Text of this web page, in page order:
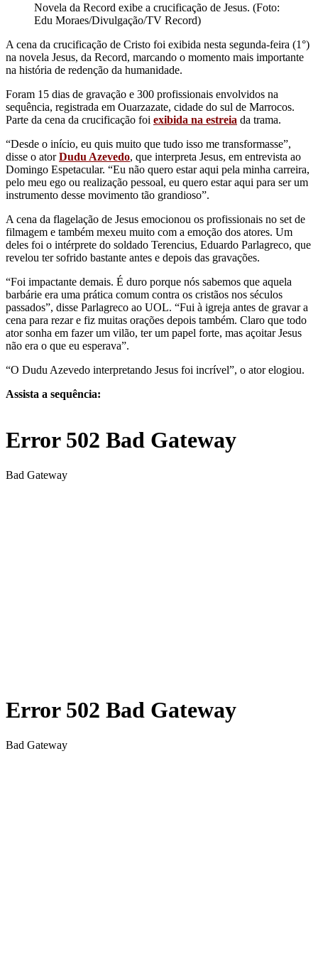
Novela da Record exibe a crucificação de Jesus. (Foto:
Edu Moraes/Divulgação/TV Record)
A cena da crucificação de Cristo foi exibida nesta segunda-feira (1°)
na novela Jesus, da Record, marcando o momento mais importante
na história de redenção da humanidade.
Foram 15 dias de gravação e 300 profissionais envolvidos na
sequência, registrada em Ouarzazate, cidade do sul de Marrocos.
Parte da cena da crucificação foi exibida na estreia da trama.
“Desde o início, eu quis muito que tudo isso me transformasse”,
disse o atorDudu Azevedo, que interpreta Jesus, em entrevista ao
Domingo Espetacular. “Eu não quero estar aqui pela minha carreira,
pelo meu ego ou realização pessoal, eu quero estar aqui para ser um
instrumento desse movimento tão grandioso”.
A cena da flagelação de Jesus emocionou os profissionais no set de
filmagem e também mexeu muito com a emoção dos atores. Um
deles foi o intérprete do soldado Terencius, Eduardo Parlagreco, que
revelou ter sofrido bastante antes e depois das gravações.
“Foi impactante demais. É duro porque nós sabemos que aquela
barbárie era uma prática comum contra os cristãos nos séculos
passados”, disse Parlagreco ao UOL. “Fui à igreja antes de gravar a
cena para rezar e fiz muitas orações depois também. Claro que todo
ator sonha em fazer um vilão, ter um papel forte, mas açoitar Jesus
não era o que eu esperava”.
“O Dudu Azevedo interpretando Jesus foi incrível”, o ator elogiou.
Assista a sequência: